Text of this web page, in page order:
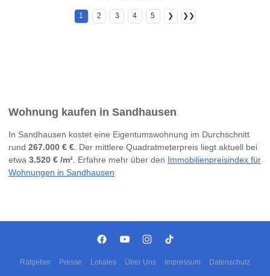
1 2 3 4 5 ❯ ❯❯
Wohnung kaufen in Sandhausen
In Sandhausen kostet eine Eigentumswohnung im Durchschnitt
rund 267.000 € €. Der mittlere Quadratmeterpreis liegt aktuell bei
etwa 3.520 € /m². Erfahre mehr über den Immobilienpreisindex für
Wohnungen in Sandhausen
Ratgeber Presse Lokales Über Uns Impressum Datenschutz